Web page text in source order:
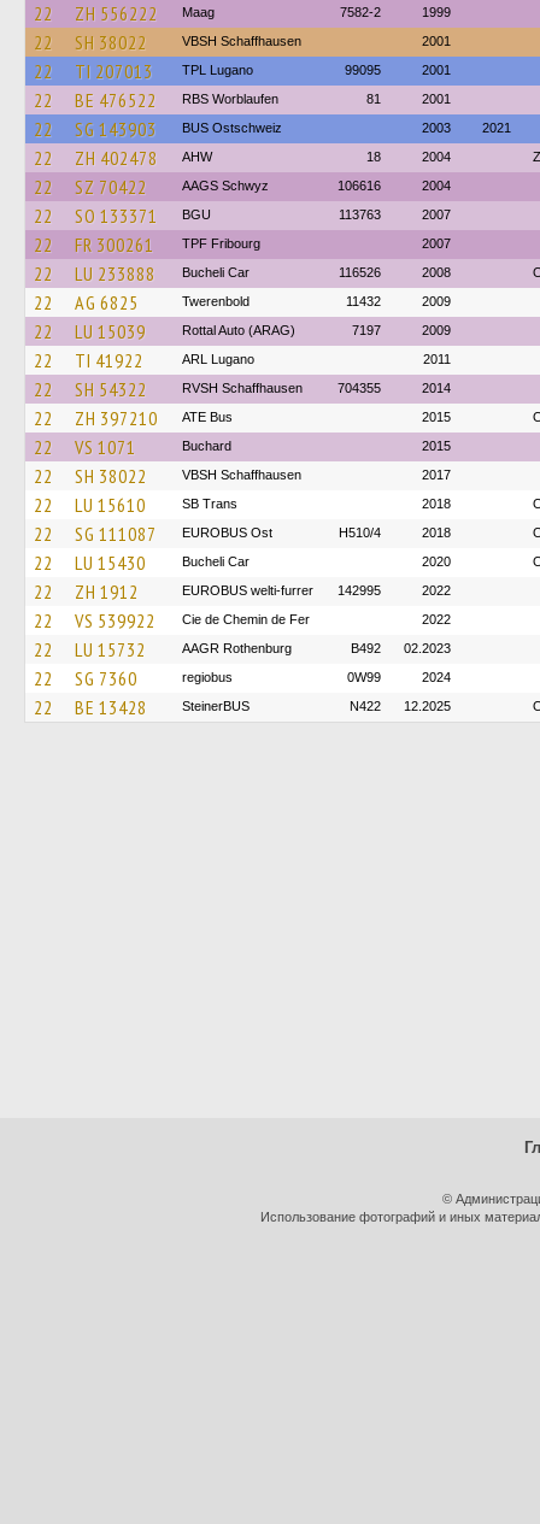
22 ZH 556222 Maag 7582-2 1999
22 SH 38022 VBSH Schaffhausen 2001
22 TI 207013 TPL Lugano 99095 2001
22 BE 476522 RBS Worblaufen 81 2001
22 SG 143903 BUS Ostschweiz 2003 2021
22 ZH 402478 AHW 18 2004
22 SZ 70422 AAGS Schwyz 106616 2004
22 SO 133371 BGU 113763 2007
22 FR 300261 TPF Fribourg 2007
22 LU 233888 Bucheli Car 116526 2008
22 AG 6825 Twerenbold 11432 2009
22 LU 15039 Rottal Auto (ARAG) 7197 2009
22 TI 41922 ARL Lugano 2011
22 SH 54322 RVSH Schaffhausen 704355 2014
22 ZH 397210 ATE Bus 2015
22 VS 1071 Buchard 2015
22 SH 38022 VBSH Schaffhausen 2017
22 LU 15610 SB Trans 2018
22 SG 111087 EUROBUS Ost H510/4 2018
22 LU 15430 Bucheli Car 2020
22 ZH 1912 EUROBUS welti-furrer 142995 2022
22 VS 539922 Cie de Chemin de Fer 2022
22 LU 15732 AAGR Rothenburg B492 02.2023
22 SG 7360 regiobus 0W99 2024
22 BE 13428 SteinerBUS N422 12.2025
©
Использование фотографий и иных